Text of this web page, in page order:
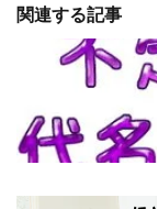
関連する記事